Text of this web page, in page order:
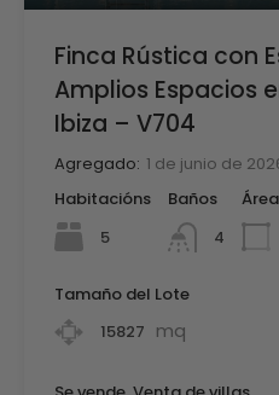
Finca Rústica con
Amplios Espacios
Ibiza – V704
Agregado: 1 de junio de
Habitacións
5
Baños
4
Área
Tamaño del Lote
15827 mq